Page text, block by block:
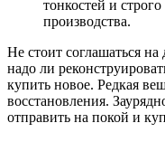
тонкостей и
производства.
Не стоит соглашаться
надо ли
купить новое. Редкая
восстановления.
отправить на покой и